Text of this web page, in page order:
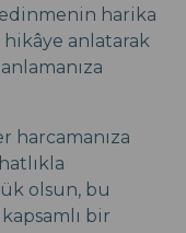
harika
anlatarak
harcamanıza
olsun, bu
bir